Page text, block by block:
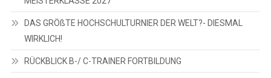
DAS GRÖßTE HOCHSCHULTURNIER DER WELT?- DIESMAL
WIRKLICH!
RÜCKBLICK B-/ C-TRAINER FORTBILDUNG